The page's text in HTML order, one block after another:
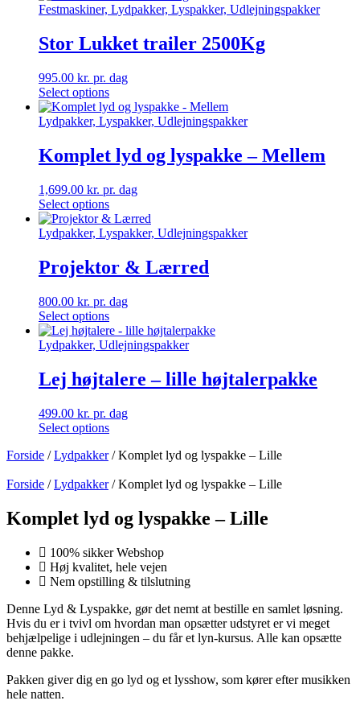
Festmaskiner, Lydpakker, Lyspakker, Udlejningspakker
Stor Lukket trailer 2500Kg
995.00 kr. pr. dag
Select options
Lydpakker, Lyspakker, Udlejningspakker
Komplet lyd og lyspakke – Mellem
1,699.00 kr. pr. dag
Select options
Lydpakker, Lyspakker, Udlejningspakker
Projektor & Lærred
800.00 kr. pr. dag
Select options
Lydpakker, Udlejningspakker
Lej højtalere – lille højtalerpakke
499.00 kr. pr. dag
Select options
Forside /Lydpakker/ Komplet lyd og lyspakke – Lille
Forside /Lydpakker/ Komplet lyd og lyspakke – Lille
Komplet lyd og lyspakke – Lille
100% sikker Webshop
Høj kvalitet, hele vejen
Nem opstilling & tilslutning
Denne Lyd & Lyspakke, gør det nemt at bestille en samlet løsning.
Hvis du er i tvivl om hvordan man opsætter udstyret er vi meget
behjælpelige i udlejningen – du får et lyn-kursus. Alle kan opsætte
denne pakke.
Pakken giver dig en go lyd og et lysshow, som kører efter musikken
hele natten.